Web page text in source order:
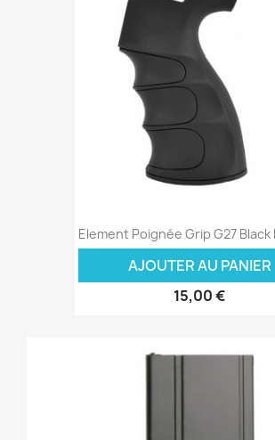
Element Poignée Grip G27 Black
AJOUTER AU PANIER
15,00 €